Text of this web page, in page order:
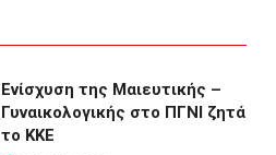
Ενίσχυση της Μαιευτικής –
Γυναικολογικής στο ΠΓΝΙ ζητά
το ΚΚΕ